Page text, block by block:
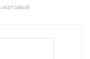
матовый